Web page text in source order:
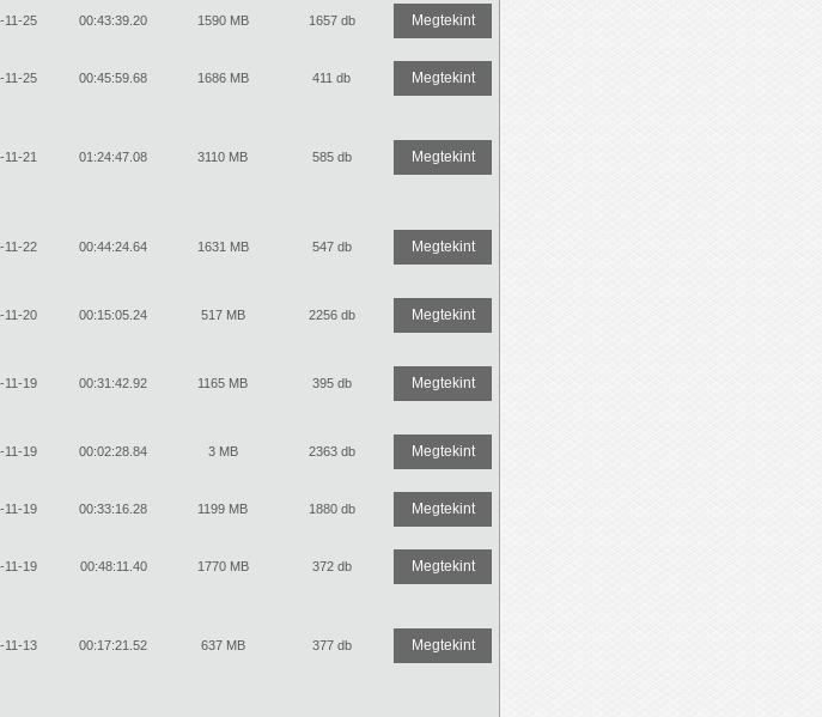
11-25 00:43:39.20 1590 MB 1657 db Megtekint
11-25 00:45:59.68 1686 MB 411 db Megtekint
11-21 01:24:47.08 3110 MB 585 db Megtekint
11-22 00:44:24.64 1631 MB 547 db Megtekint
11-20 00:15:05.24 517 MB 2256 db Megtekint
11-19 00:31:42.92 1165 MB 395 db Megtekint
11-19 00:02:28.84 3 MB 2363 db Megtekint
11-19 00:33:16.28 1199 MB 1880 db Megtekint
11-19 00:48:11.40 1770 MB 372 db Megtekint
11-13 00:17:21.52 637 MB 377 db Megtekint